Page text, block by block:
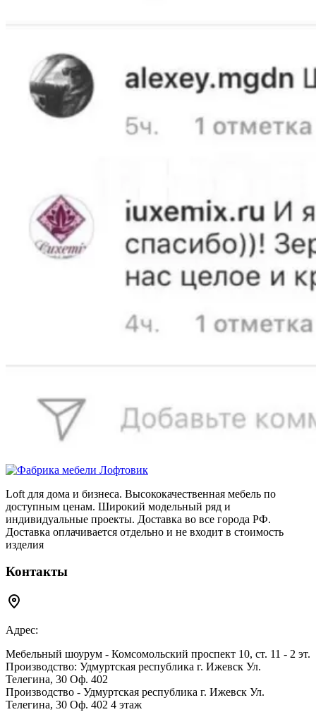
Loft для дома и бизнеса. Высококачественная мебель по
доступным ценам. Широкий модельный ряд и
индивидуальные проекты. Доставка во все города РФ.
Доставка оплачивается отдельно и не входит в стоимость
изделия
Контакты
Адрес:
Мебельный шоурум - Комсомольский проспект 10, ст. 11 - 2 эт.
Производство: Удмуртская республика г. Ижевск Ул.
Телегина, 30 Оф. 402
Производство - Удмуртская республика г. Ижевск Ул.
Телегина, 30 Оф. 402 4 этаж